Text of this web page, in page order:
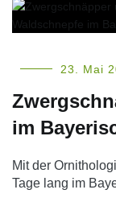
23. Mai
im
Mit der
Tage lang im